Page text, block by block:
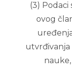
(3) Podaci
ovog
utvrđivanja